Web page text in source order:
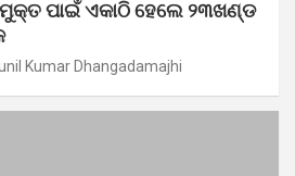
ପାଇଁ ଏକାଠି ହେଲେ ୨୩ଖଣ୍ଡ
Kumar Dhangadamajhi